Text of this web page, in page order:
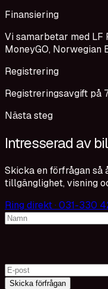
Finansiering
Vi samarbetar med LF
MoneyGO, Norwegian
Registrering
Registreringsavgift på
Nästa steg
Intresserad av
Skicka en förfrågan
tillgänglighet, visning
Ring direkt · 031-330
Skicka förfrågan